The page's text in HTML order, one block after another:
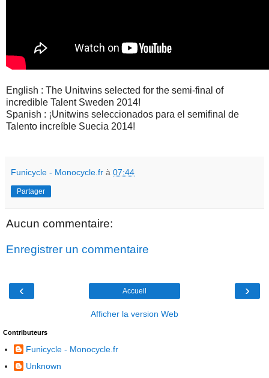
English : The Unitwins selected for the semi-final of
incredible Talent Sweden 2014!
Spanish : ¡Unitwins seleccionados para el semifinal de
Talento increíble Suecia 2014!
Funicycle - Monocycle.fr à 07:44
Partager
Aucun commentaire:
Enregistrer un commentaire
‹ ›
Accueil
Afficher la version Web
Contributeurs
Funicycle - Monocycle.fr
Unknown